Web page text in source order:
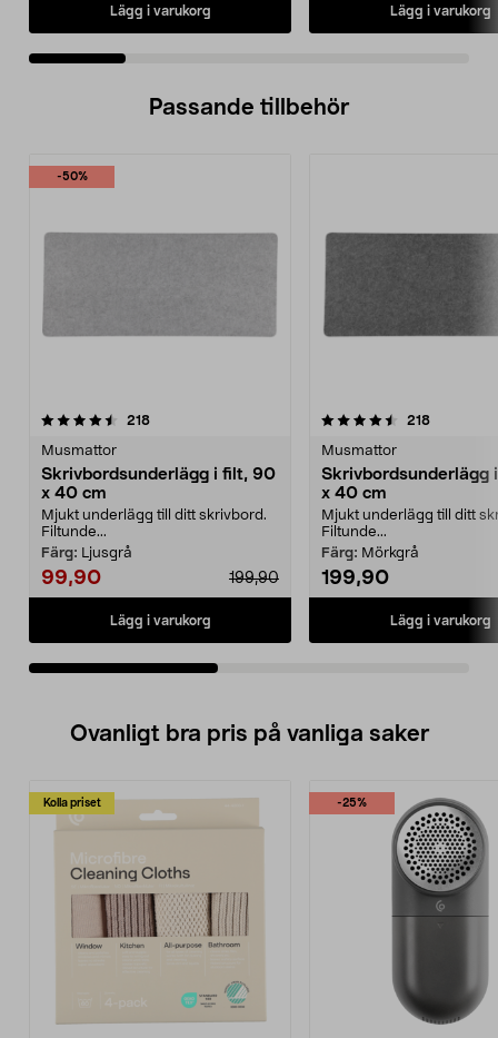
Lägg i varukorg Lägg i varukorg
Passande tillbehör
-50%
218recensioner
Musmattor
Skrivbordsunderlägg i filt, 90
x 40 cm
Mjukt underlägg till ditt skrivbord.
Filtunde...
Färg: Ljusgrå
199,90
99,90
Lägg i varukorg
4.5av 5 stjärnor 218
Musmattor
Skrivbordsunderlägg
x 40 cm
Mjukt underlägg till ditt
Filtunde...
Färg: Mörkgrå
199,90
Lägg i varukorg
4.5av 5 stjärnor
Ovanligt bra pris på vanliga saker
Kolla priset -25%